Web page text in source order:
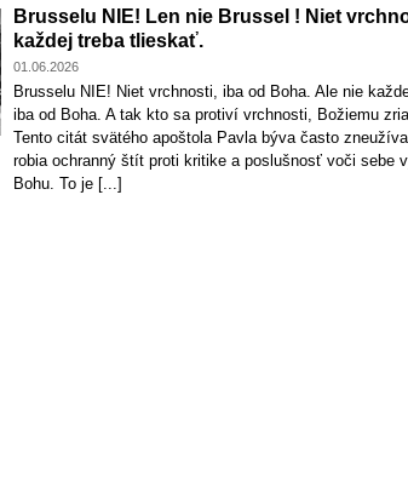
Brusselu NIE! Len nie Brussel ! Niet
každej treba tlieskať.
01.06.2026
Brusselu NIE! Niet vrchnosti, iba od Boha. Ale nie
iba od Boha. A tak kto sa protiví vrchnosti, Božiemu
Tento citát svätého apoštola Pavla býva často
robia ochranný štít proti kritike a poslušnosť voči sebe
Bohu. To je [...]